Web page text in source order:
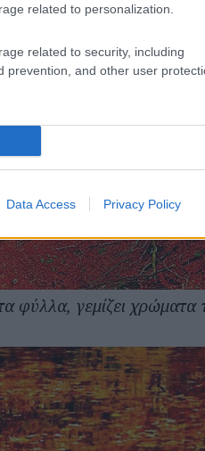
related to personalization.
related to security, including
and other user
Data Access Privacy Policy
φύλλα, γεμίζει χρώματα